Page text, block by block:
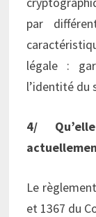
par
légale :
l’identité du
4/
Le
et 1367 du